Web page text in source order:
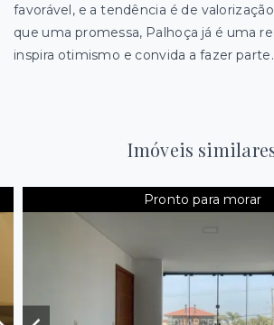
favorável, e a tendência é de
que uma promessa, Palhoça já é uma
inspira otimismo e convida a fazer parte.
Imóveis
Pronto para morar